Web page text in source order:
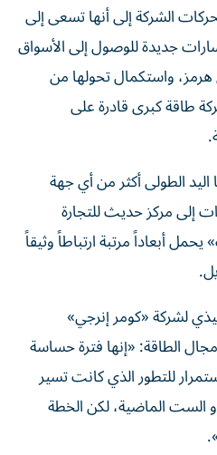
الشركة إلى أنها تسعى إلى
جديدة للوصول إلى الأسواق
واستكمال تحولها من
طاقة كبرى قادرة على
اليد الطولى أكثر من أي جهة
إلى مركز حديث للتجارة
أبعاداً مرتبة ارتباطاً وثيقاً
لشركة «كومر إنرجي»
الطاقة: «إنها فترة حساسة
للتطور الذي كانت تسير
الست الماضية، لكن الخطة